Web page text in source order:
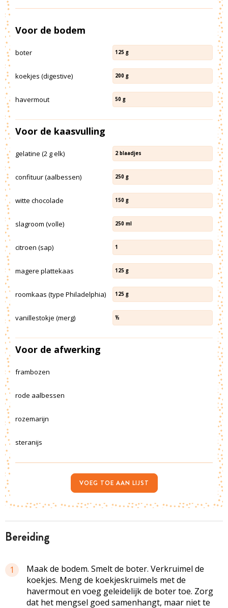
bereiding
1
Maak de bodem. Smelt de boter. Verkruimel de
koekjes. Meng de koekjeskruimels met de
havermout en voeg geleidelijk de boter toe. Zorg
dat het mengsel goed samenhangt, maar niet te
Voor de bodem
boter 125 g
koekjes (digestive) 200 g
havermout 50 g
Voor de kaasvulling
gelatine (2 g elk) 2 blaadjes
confituur (aalbessen) 250 g
witte chocolade 150 g
slagroom (volle) 250 ml
citroen (sap) 1
magere plattekaas 125 g
roomkaas (type Philadelphia) 125 g
vanillestokje (merg) ½
Voor de afwerking
frambozen
rode aalbessen
rozemarijn
steranijs
VOEG TOE AAN LIJST